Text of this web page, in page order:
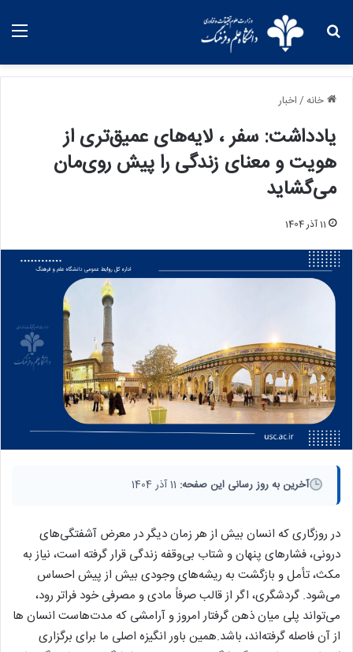
خانه/اخبار
یادداشت: سفر ، لایه‌های عمیق‌تری از
هویت و معنای زندگی را پیش روی‌مان
می‌گشاید
11 آذر 1404
آخرین به روز رسانی این صفحه:
در روزگاری که انسان بیش از هر زمان دیگر در معرض آشفتگی‌های
درونی، فشارهای پنهان و شتاب بی‌وقفه زندگی قرار گرفته است، نیاز به
مکث، تأمل و بازگشت به ریشه‌های وجودی بیش از پیش احساس
می‌شود. گردشگری، اگر از قالب صرفاً مادی و مصرفی خود فراتر رود،
می‌تواند پلی میان ذهن گرفتار امروز و آرامشی که مدت‌هاست انسان ها
از آن فاصله گرفته‌اند، باشد.همین باور انگیزه اصلی ما برای برگزاری